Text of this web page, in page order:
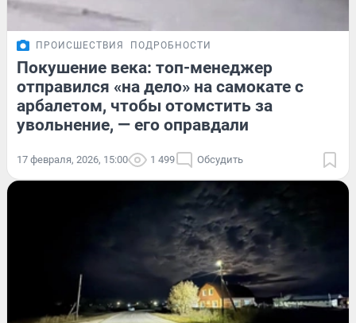
ПРОИСШЕСТВИЯ ПОДРОБНОСТИ
Покушение века: топ-менеджер
отправился «на дело» на самокате с
арбалетом, чтобы отомстить за
увольнение, — его оправдали
17 февраля, 2026, 15:00 1 499 Обсудить